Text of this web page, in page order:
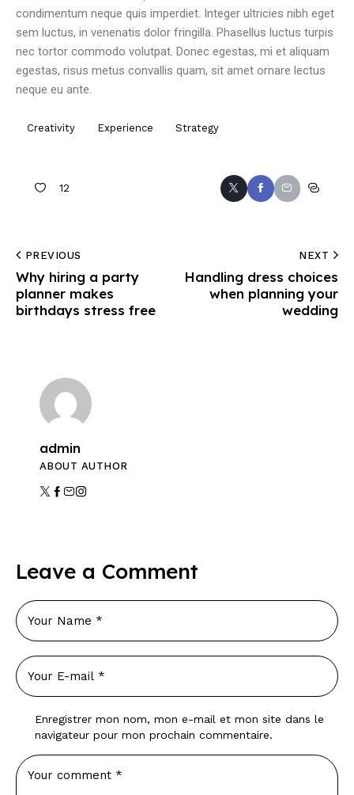
condimentum neque quis imperdiet. Integer ultricies nibh eget
sem luctus, in venenatis dolor fringilla. Phasellus luctus turpis
nec tortor commodo volutpat. Donec egestas, mi et aliquam
egestas, risus metus convallis quam, sit amet ornare lectus
neque eu ante.
Creativity Experience Strategy
12
PREVIOUS
Why hiring a party
planner makes
birthdays stress free
NEXT
Handling dress choices
when planning your
wedding
admin
ABOUT AUTHOR
Leave a Comment
Enregistrer mon nom, mon e-mail et mon site dans le
navigateur pour mon prochain commentaire.